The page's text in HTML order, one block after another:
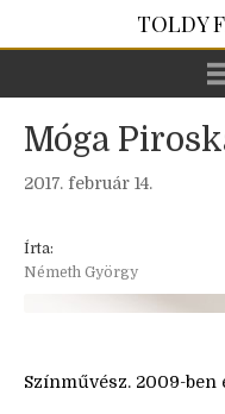
TOLDY
Móga
2017. február 14.
Írta:
Németh György
Színművész. 2009-ben